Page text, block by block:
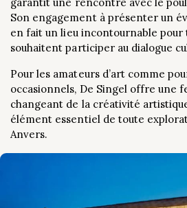
Son engagement à présenter un
en fait un lieu incontournable pour
souhaitent participer au dialogue
Pour les amateurs d’art comme
occasionnels, De Singel offre une
changeant de la créativité
élément essentiel de toute
Anvers.